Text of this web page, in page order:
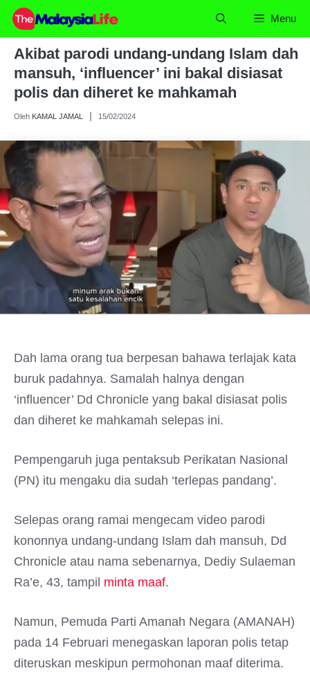
Skip
content
Menu
Akibat parodi undang-undang Islam dah
mansuh, ‘influencer’ ini bakal disiasat
polis dan diheret ke mahkamah
Oleh KAMAL JAMAL 15/02/2024
Dah lama orang tua berpesan bahawa terlajak kata
buruk padahnya. Samalah halnya dengan
‘influencer’ Dd Chronicle yang bakal disiasat polis
dan diheret ke mahkamah selepas ini.
Pempengaruh juga pentaksub Perikatan Nasional
(PN) itu mengaku dia sudah ‘terlepas pandang’.
Selepas orang ramai mengecam video parodi
kononnya undang-undang Islam dah mansuh, Dd
Chronicle atau nama sebenarnya, Dediy Sulaeman
Ra’e, 43, tampil minta maaf.
Namun, Pemuda Parti Amanah Negara (AMANAH)
pada 14 Februari menegaskan laporan polis tetap
diteruskan meskipun permohonan maaf diterima.